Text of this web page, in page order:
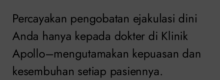
Percayakan pengobatan ejakulasi dini
Anda hanya kepada dokter di Klinik
Apollo–mengutamakan kepuasan dan
kesembuhan setiap pasiennya.